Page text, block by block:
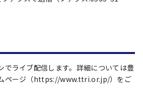
でライブ配信します。詳細については豊
ページ（https://www.ttri.or.jp/）をご